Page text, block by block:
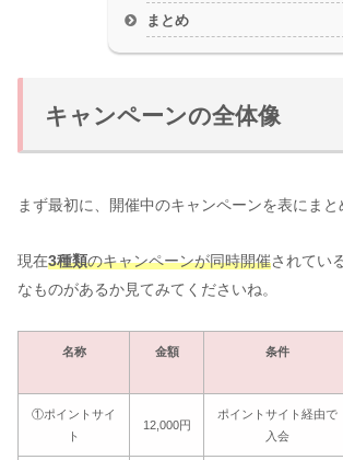
まとめ
キャンペーンの全体像
まず最初に、開催中のキャンペーンを表にまと
現在3種類のキャンペーンが同時開催されてい
なものがあるか見てみてくださいね。
名称 金額 条件
①ポイントサイ
ト
12,000円
ポイントサイト経由で
入会